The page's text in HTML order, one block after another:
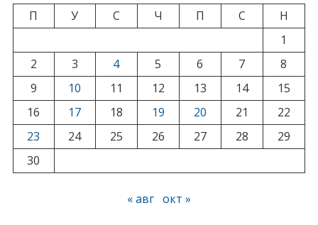
П У С Ч П С
Н
1
2
3 4 5 6 7
8
9
10 11 12 13 14
15
16
17 18 19 20 21
22
23
24 25 26 27 28
29
30
« авг окт »